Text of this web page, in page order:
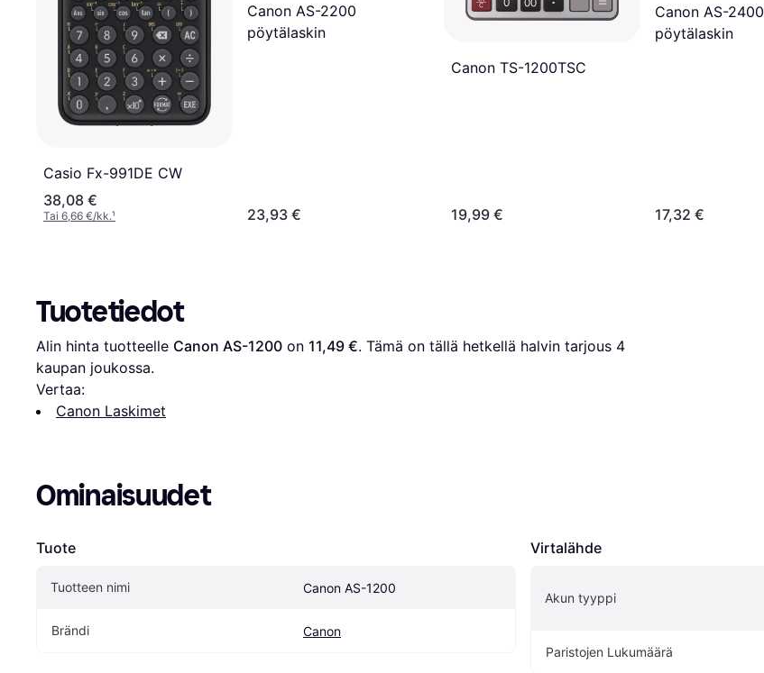
Casio Fx-991DE CW
38,08 €
Tai 6,66 €/kk.¹
Canon AS-2200
pöytälaskin
23,93 €
Canon TS-1200TSC
19,99 €
Canon AS-2400
pöytälaskin
17,32 €
Tuotetiedot
Alin hinta tuotteelle Canon AS-1200 on 11,49 €. Tämä on tällä hetkellä halvin tarjous 4
kaupan joukossa.
Vertaa:
Canon Laskimet
Ominaisuudet
Tuote
Tuotteen nimi Canon AS-1200
Brändi Canon
Virtalähde
Akun tyyppi
Paristojen Lukumäärä